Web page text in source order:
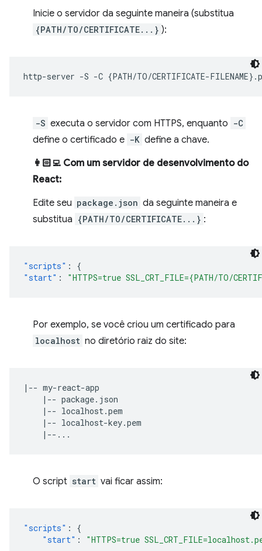
Inicie o servidor da seguinte maneira (substitua
{PATH/TO/CERTIFICATE...} ):
http-server -S -C {PATH/TO/CERTIFICATE-FILENAME}
-S executa o servidor com HTTPS, enquanto -C
define o certificado e -K define a chave.
👩🏻‍💻 Com um servidor de desenvolvimento do
React:
Edite seu package.json da seguinte maneira e
substitua {PATH/TO/CERTIFICATE...} :
"scripts" :
{
"start" : "HTTPS=true SSL_CRT_FILE={PATH/TO/
Por exemplo, se você criou um certificado para
localhost no diretório raiz do site:
|-- my-react-app
    |-- package.json
    |-- localhost.pem
    |-- localhost-key.pem
O script start vai ficar assim:
"scripts" :
{
"start" : "HTTPS=true